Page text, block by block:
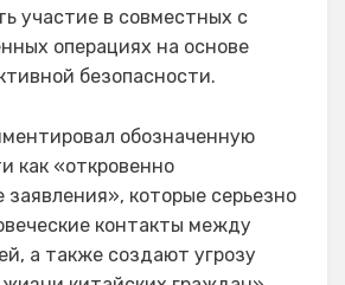
участие в совместных с
операциях на основе
безопасности.
обозначенную
как «откровенно
заявления», которые серьезно
контакты между
а также создают угрозу